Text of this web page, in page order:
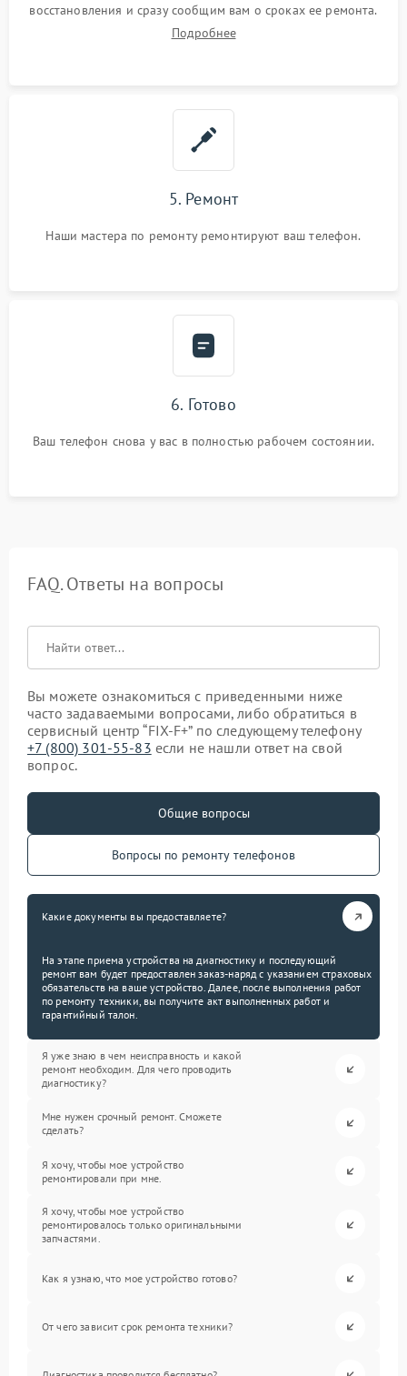
восстановления и сразу сообщим вам о сроках ее ремонта.
Подробнее
5. Ремонт
Наши мастера по ремонту ремонтируют ваш телефон.
6. Готово
Ваш телефон снова у вас в полностью рабочем состоянии.
FAQ. Ответы на вопросы
Вы можете ознакомиться с приведенными ниже
часто задаваемыми вопросами, либо обратиться в
сервисный центр “FIX-F+” по следующему телефону
+7 (800) 301-55-83 если не нашли ответ на свой
вопрос.
Общие вопросы
Вопросы по ремонту телефонов
Какие документы вы предоставляете?
На этапе приема устройства на диагностику и последующий
ремонт вам будет предоставлен заказ-наряд с указанием страховых
обязательств на ваше устройство. Далее, после выполнения работ
по ремонту техники, вы получите акт выполненных работ и
гарантийный талон.
Я уже знаю в чем неисправность и какой
ремонт необходим. Для чего проводить
диагностику?
Мне нужен срочный ремонт. Сможете
сделать?
Я хочу, чтобы мое устройство
ремонтировали при мне.
Я хочу, чтобы мое устройство
ремонтировалось только оригинальными
запчастями.
Как я узнаю, что мое устройство готово?
От чего зависит срок ремонта техники?